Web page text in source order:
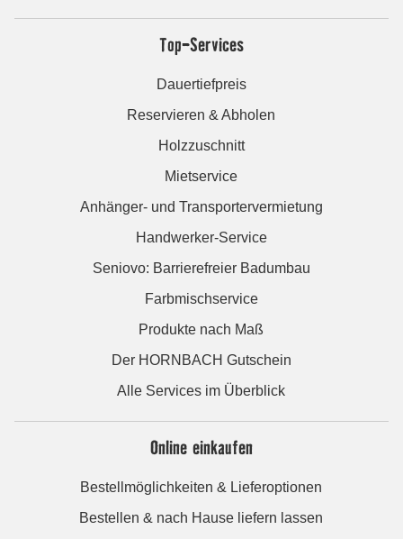
Top-Services
Dauertiefpreis
Reservieren & Abholen
Holzzuschnitt
Mietservice
Anhänger- und Transportervermietung
Handwerker-Service
Seniovo: Barrierefreier Badumbau
Farbmischservice
Produkte nach Maß
Der HORNBACH Gutschein
Alle Services im Überblick
Online einkaufen
Bestellmöglichkeiten & Lieferoptionen
Bestellen & nach Hause liefern lassen